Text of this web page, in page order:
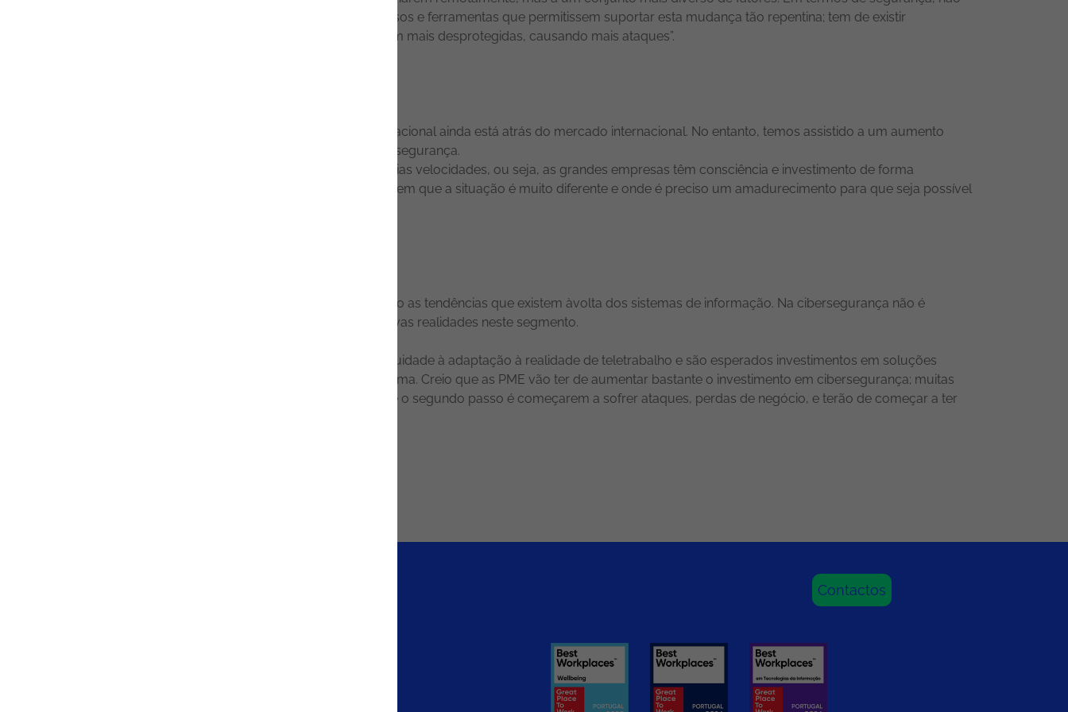
houve tempo para adaptar ou implementar processos e ferramentas que permitissem suportar esta mudança tão repentina; tem de existir
prioridades e isso levou a que as empresas ficassem mais desprotegidas, causando mais ataques”.
Nuno Cândido, da Noesis, revela que “o mercado nacional ainda está atrás do mercado internacional. No entanto, temos assistido a um aumento
significativo da prioridade do investimento em cibersegurança.
Também vejo que temos um país que navega a várias velocidades, ou seja, as grandes empresas têm consciência e investimento de forma
estruturada, e depois temos o mercado mais baixo em que a situação é muito diferente e onde é preciso um amadurecimento para que seja possível
Com um mundo em constante mudança, muitas são as tendências que existem àvolta dos sistemas de informação. Na cibersegurança não é
exceção e as organizações devem adaptar-se a novas realidades neste segmento.
Nuno Cândido (Noesis) refere que “se vai dar continuidade à adaptação à realidade de teletrabalho e são esperados investimentos em soluções
empresariais para dar resposta a este novo paradigma. Creio que as PME vão ter de aumentar bastante o investimento em cibersegurança; muitas
delas tiveram de aumentar a sua exposição online e o segundo passo é começarem a sofrer ataques, perdas de negócio, e terão de começar a ter
Contactos